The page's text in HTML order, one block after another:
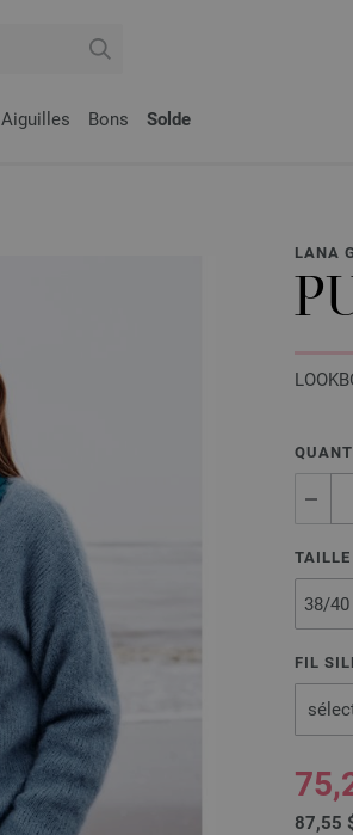
Aiguilles Bons Solde
LANA
TAILLE
FIL
87,55